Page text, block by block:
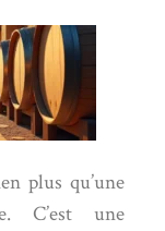
plus qu’une
C’est une